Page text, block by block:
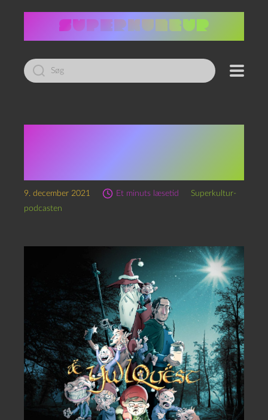
Led
efter:
9. december 2021 Et minuts læsetid
Superkultur-
podcasten